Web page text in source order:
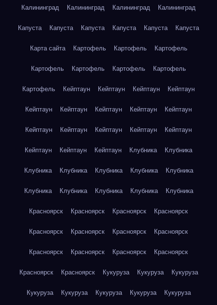
Калининград Калининград Калининград Калининград
Капуста Капуста Капуста Капуста Капуста Капуста
Карта сайта Картофель Картофель Картофель
Картофель Картофель Картофель Картофель
Картофель Кейптаун Кейптаун Кейптаун Кейптаун
Кейптаун Кейптаун Кейптаун Кейптаун Кейптаун
Кейптаун Кейптаун Кейптаун Кейптаун Кейптаун
Кейптаун Кейптаун Кейптаун Клубника Клубника
Клубника Клубника Клубника Клубника Клубника
Клубника Клубника Клубника Клубника Клубника
Красноярск Красноярск Красноярск Красноярск
Красноярск Красноярск Красноярск Красноярск
Красноярск Красноярск Красноярск Красноярск
Красноярск Красноярск Кукуруза Кукуруза Кукуруза
Кукуруза Кукуруза Кукуруза Кукуруза Кукуруза